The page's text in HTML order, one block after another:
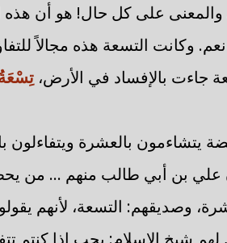
على كل حال! هو أن هذه
وكانت التسعة هذه مجالاً
جاءت بالإفساد في الأرض،
يتشاءمون بالعشرة
علي بن أبي طالب منهم ... من
وصديقهم: التسعة، لأنهم
شيخ الإسلام: يجب إذا كنتم